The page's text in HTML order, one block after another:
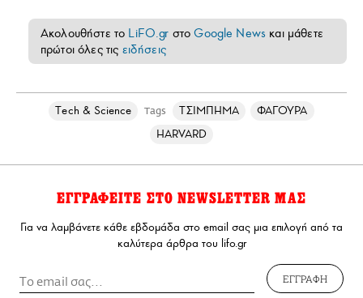
Ακολουθήστε το LiFO.gr στοGoogle News και μάθετε
πρώτοι όλες τις ειδήσεις
Τech & Science Tags ΤΣΙΜΠΗΜΑ
ΦΑΓΟΥΡΑ
HARVARD
ΕΓΓΡΑΦΕΙΤΕ ΣΤΟ NEWSLETTER ΜΑΣ
Για να λαμβάνετε κάθε εβδομάδα στο email σας μια επιλογή από τα
καλύτερα άρθρα του lifo.gr
ΕΓΓΡΑΦΗ